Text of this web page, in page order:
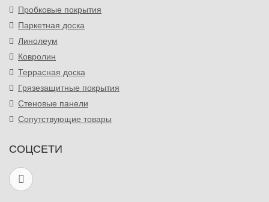
Пробковые покрытия
Паркетная доска
Линолеум
Ковролин
Террасная доска
Грязезащитные покрытия
Стеновые панели
Сопутствующие товары
СОЦСЕТИ